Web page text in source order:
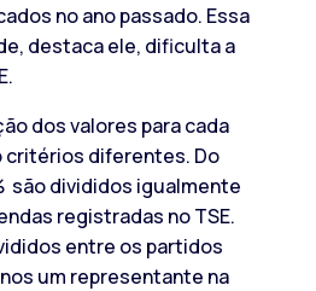
no ano passado. Essa
destaca ele, dificulta a
dos valores para cada
diferentes. Do
são divididos igualmente
registradas no TSE.
entre os partidos
um representante na